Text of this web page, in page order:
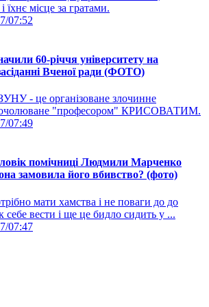
їхнє місце за гратами.
07:52
60-річчя університету на
Вченої ради (ФОТО)
- це організоване злочинне
очолюване "професором" КРИСОВАТИМ.
07:49
помічниці Людмили Марченко
замовила його вбивство? (фото)
мати хамства і не поваги до до
вести і ще це бидло сидить у ...
07:47